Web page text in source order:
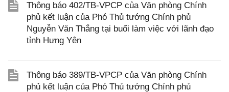
Thông báo 402/TB-VPCP của Văn phòng Chính
phủ kết luận của Phó Thủ tướng Chính phủ
Nguyễn Văn Thắng tại buổi làm việc với lãnh đạo
tỉnh Hưng Yên
Thông báo 389/TB-VPCP của Văn phòng Chính
phủ kết luận của Phó Thủ tướng Chính phủ